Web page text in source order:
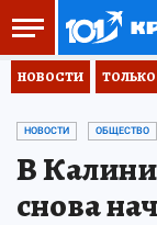
НОВОСТИ ТОЛЬКО
НОВОСТИ ОБЩЕСТВО
В
снова